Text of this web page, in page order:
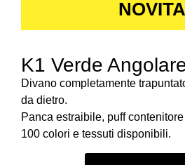
K1 Verde
Divano completamente
da dietro.
Panca estraibile, puff
100 colori e tessuti disponibili.